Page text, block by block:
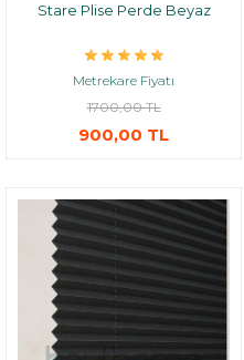
Stare Plise Perde Beyaz
Metrekare Fiyatı
1700,00 TL
900,00 TL